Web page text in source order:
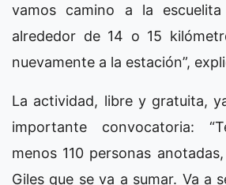
vamos camino a la
alrededor de 14 o 15
nuevamente a la estación”,
La actividad, libre y gratuita,
importante convocatoria:
menos 110 personas
Giles que se va a sumar. Va a